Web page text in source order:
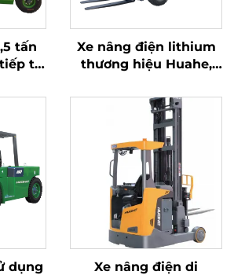
tấn
từ
pin
Xe nâng điện lithium
thương hiệu Huahe,
nhất; Xe nâng pin 2,5
tấn
dụng Xe nâng điện di